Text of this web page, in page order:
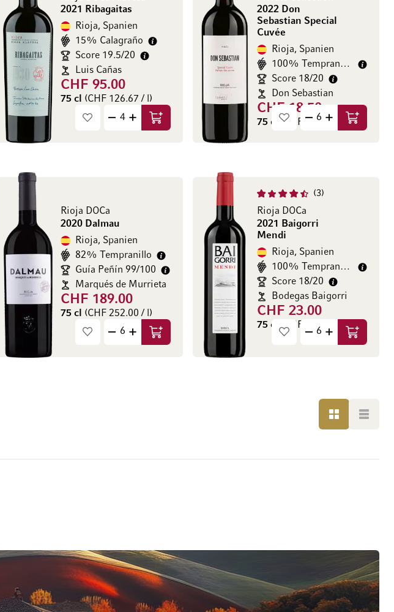
2021 Ribagaitas
Rioja, Spanien
15% Calagraño
Score 19.5/20
Luis Cañas
CHF 95.00
75 cl (CHF 126.67 / l)
In den Warenkorb
2022 Don
Sebastian Special
Cuvée
Rioja, Spanien
100% Tempranillo
Score 18/20
Don Sebastian
CHF 18.50
75 cl (CHF 24.67 / l) In den
Rioja DOCa
2020 Dalmau
Rioja, Spanien
82% Tempranillo
Guía Peñín 99/100
Marqués de Murrieta
CHF 189.00
75 cl (CHF 252.00 / l)
In den Warenkorb
3
Rioja DOCa
2021 Baigorri
Mendi
Rioja, Spanien
100% Tempranillo
Score 18/20
Bodegas Baigorri
CHF 23.00
75 cl (CHF 22.67 / l)
In den
LISTE LISTE